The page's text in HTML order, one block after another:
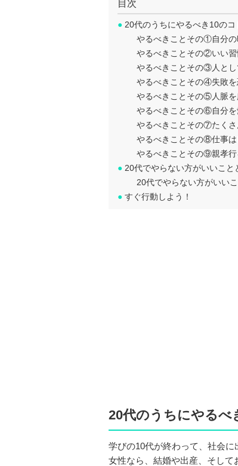
目次
● 20代のうちにやるべき10の
やるべきことその①自分
やるべきことその②いい
やるべきことその③人と
やるべきことその④失敗
やるべきことその⑤人脈
やるべきことその⑥自分
やるべきことその⑦たく
やるべきことその⑧仕事
やるべきことその⑨親孝
● 20代でやらない方がいいこ
20代でやらない方がいい
● すぐ行動しよう！
20代のうちにやる
学びの10代が終わって、社会に
女性なら、結婚や出産、そして